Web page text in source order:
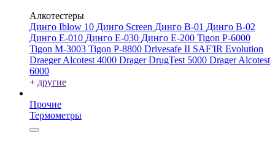
Алкотестеры
Динго Iblow 10 Динго Screen Динго В-01 Динго В-02
Динго Е-010 Динго Е-030 Динго Е-200 Tigon P-6000
Tigon M-3003 Tigon P-8800 Drivesafe II SAF'IR Evolution
Draeger Alcotest 4000 Drager DrugTest 5000 Drager Alcotest
6000
+ другие
Прочие
Термометры